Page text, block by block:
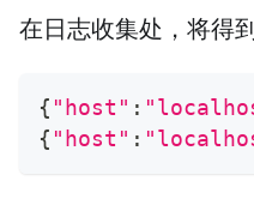
在日志收集处，将得
{ "host" :
{ "host" :